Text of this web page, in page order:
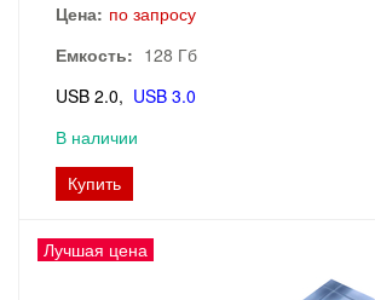
Цена: по запросу
Емкость: 128 Гб
USB 2.0
USB 3.0
В наличии
Купить
Лучшая цена